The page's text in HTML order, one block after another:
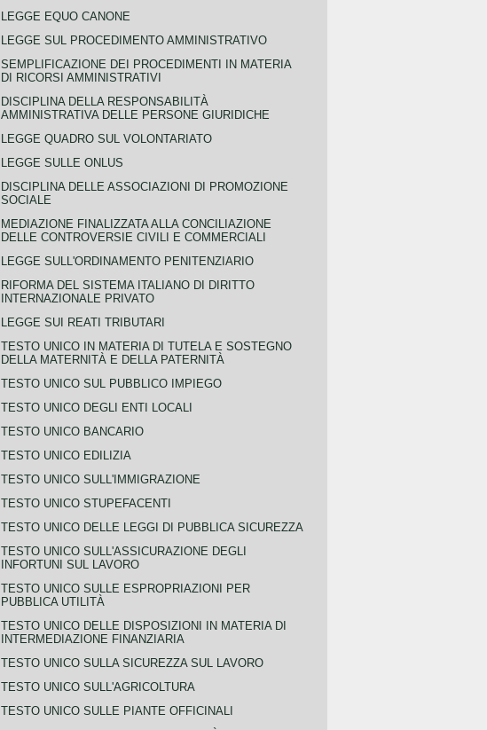
LEGGE EQUO CANONE
LEGGE SUL PROCEDIMENTO AMMINISTRATIVO
SEMPLIFICAZIONE DEI PROCEDIMENTI IN MATERIA
DI RICORSI AMMINISTRATIVI
DISCIPLINA DELLA RESPONSABILITÀ
AMMINISTRATIVA DELLE PERSONE GIURIDICHE
LEGGE QUADRO SUL VOLONTARIATO
LEGGE SULLE ONLUS
DISCIPLINA DELLE ASSOCIAZIONI DI PROMOZIONE
SOCIALE
MEDIAZIONE FINALIZZATA ALLA CONCILIAZIONE
DELLE CONTROVERSIE CIVILI E COMMERCIALI
LEGGE SULL'ORDINAMENTO PENITENZIARIO
RIFORMA DEL SISTEMA ITALIANO DI DIRITTO
INTERNAZIONALE PRIVATO
LEGGE SUI REATI TRIBUTARI
TESTO UNICO IN MATERIA DI TUTELA E SOSTEGNO
DELLA MATERNITÀ E DELLA PATERNITÀ
TESTO UNICO SUL PUBBLICO IMPIEGO
TESTO UNICO DEGLI ENTI LOCALI
TESTO UNICO BANCARIO
TESTO UNICO EDILIZIA
TESTO UNICO SULL'IMMIGRAZIONE
TESTO UNICO STUPEFACENTI
TESTO UNICO DELLE LEGGI DI PUBBLICA SICUREZZA
TESTO UNICO SULL'ASSICURAZIONE DEGLI
INFORTUNI SUL LAVORO
TESTO UNICO SULLE ESPROPRIAZIONI PER
PUBBLICA UTILITÀ
TESTO UNICO DELLE DISPOSIZIONI IN MATERIA DI
INTERMEDIAZIONE FINANZIARIA
TESTO UNICO SULLA SICUREZZA SUL LAVORO
TESTO UNICO SULL'AGRICOLTURA
TESTO UNICO SULLE PIANTE OFFICINALI